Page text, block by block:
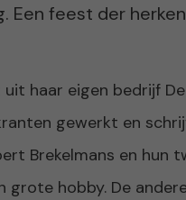
Een feest der
haar eigen bedrijf De
gewerkt en
Brekelmans en hun
grote hobby. De